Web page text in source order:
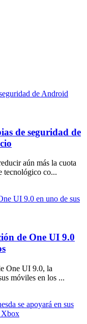
de seguridad de
aún más la cuota
tecnológico co...
de One UI 9.0
One UI 9.0, la
móviles en los ...